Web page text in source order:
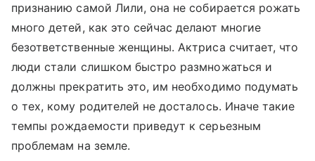
признанию самой Лили, она не собирается рожать
много детей, как это сейчас делают многие
безответственные женщины. Актриса считает, что
люди стали слишком быстро размножаться и
должны прекратить это, им необходимо подумать
о тех, кому родителей не досталось. Иначе такие
темпы рождаемости приведут к серьезным
проблемам на земле.